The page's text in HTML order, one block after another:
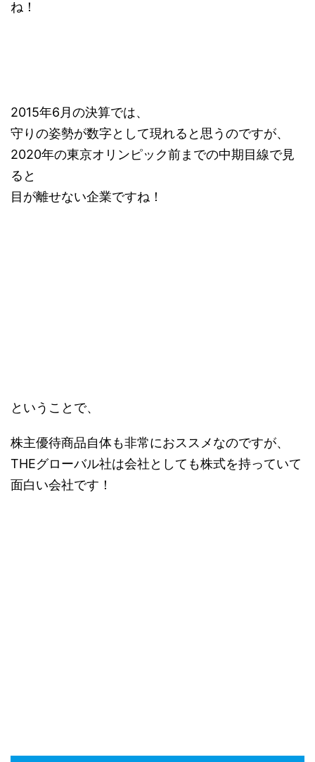
ね！
2015年6月の決算では、
守りの姿勢が数字として現れると思うのですが、
2020年の東京オリンピック前までの中期目線で見
ると
目が離せない企業ですね！
ということで、
株主優待商品自体も非常におススメなのですが、
THEグローバル社は会社としても株式を持っていて
面白い会社です！